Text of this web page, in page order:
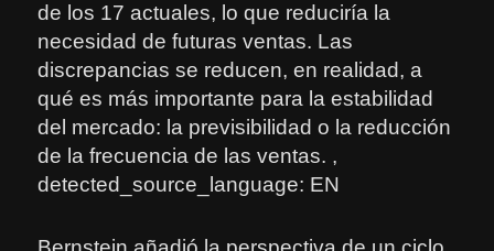
de los 17 actuales, lo que reduciría la
necesidad de futuras ventas. Las
discrepancias se reducen, en realidad, a
qué es más importante para la estabilidad
del mercado: la previsibilidad o la reducción
de la frecuencia de las ventas. ,
detected_source_language: EN